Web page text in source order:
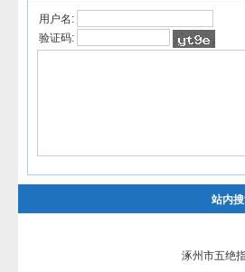
用户名:
验证码:
站内搜
涿州市五绝